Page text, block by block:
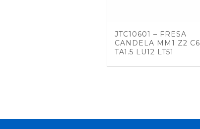
JTC10601 – FRESA
CANDELA MM1 Z2 C6
TA1.5 LU12 LT51